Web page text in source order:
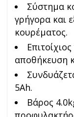
Σύστημα
γρήγορα και
κουρέματος.
αποθήκευση
5Ah.
Βάρος